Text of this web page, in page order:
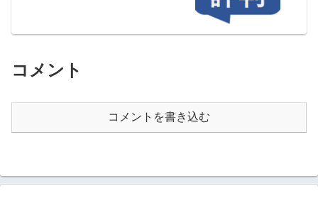
コメント
コメントを書き込む